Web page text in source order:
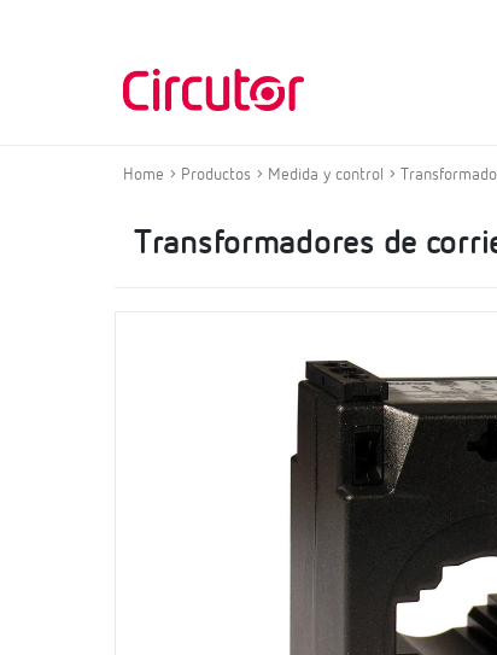
Home Productos Medida y control
Transformadores de